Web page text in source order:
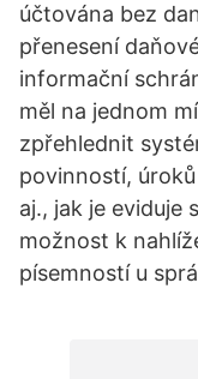
účtována bez
přenesení
informační
měl na jednom
zpřehlednit
povinností,
aj., jak je eviduje
možnost k
písemností u